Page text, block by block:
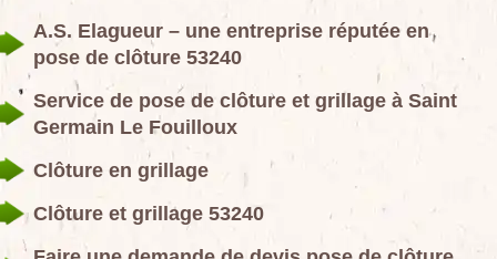
A.S. Elagueur – une entreprise réputée en
pose de clôture 53240
Service de pose de clôture et grillage à Saint
Germain Le Fouilloux
Clôture en grillage
Clôture et grillage 53240